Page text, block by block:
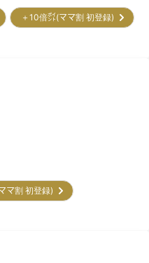
＋10倍㌽(ママ割 初登録)
マ割 初登録)